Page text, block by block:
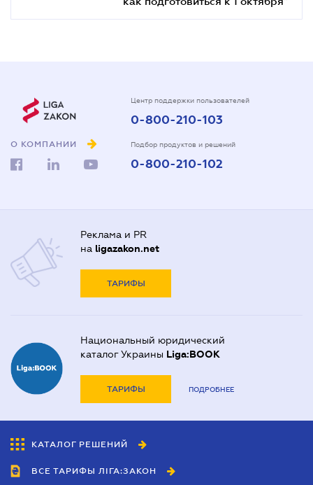
О КОМПАНИИ
Центр поддержки пользователей
0-800-210-103
Подбор продуктов и решений
0-800-210-102
Реклама и PR
на ligazakon.net
ТАРИФЫ
Национальный юридический
каталог Украины Liga:BOOK
ТАРИФЫ ПОДРОБНЕЕ
КАТАЛОГ РЕШЕНИЙ
ВСЕ ТАРИФЫ ЛІГА:ЗАКОН